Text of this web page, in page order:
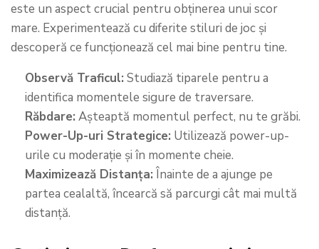
este un aspect crucial pentru obținerea unui scor
mare. Experimentează cu diferite stiluri de joc și
descoperă ce funcționează cel mai bine pentru tine.
Observă Traficul: Studiază tiparele pentru a
identifica momentele sigure de traversare.
Răbdare: Așteaptă momentul perfect, nu te grăbi.
Power-Up-uri Strategice: Utilizează power-up-
urile cu moderație și în momente cheie.
Maximizează Distanța: Înainte de a ajunge pe
partea cealaltă, încearcă să parcurgi cât mai multă
distanță.